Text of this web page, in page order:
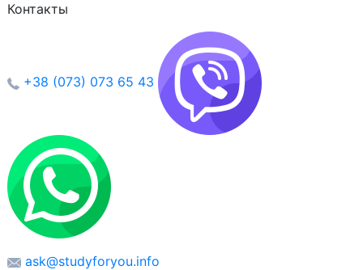
Контакты
+38 (073) 073 65 43
ask@studyforyou.info